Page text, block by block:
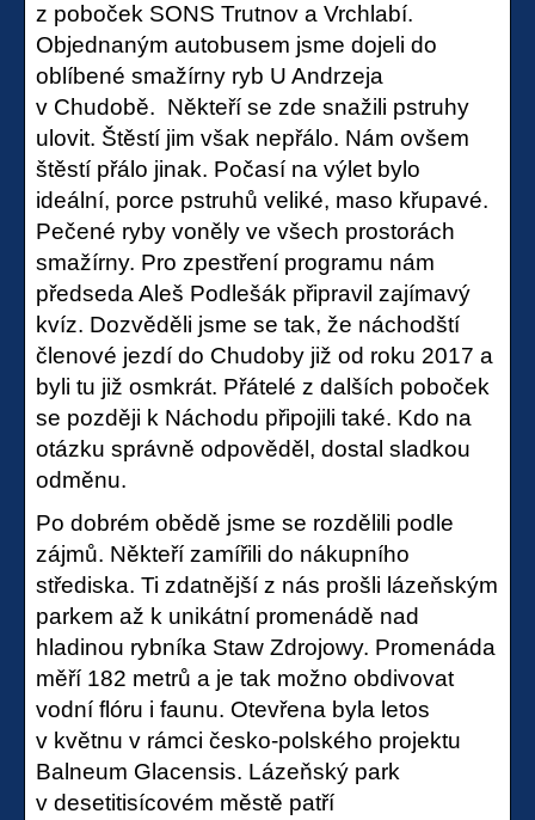
z poboček SONS Trutnov a Vrchlabí.
Objednaným autobusem jsme dojeli do
oblíbené smažírny ryb U Andrzeja
v Chudobě. Někteří se zde snažili pstruhy
ulovit. Štěstí jim však nepřálo. Nám ovšem
štěstí přálo jinak. Počasí na výlet bylo
ideální, porce pstruhů veliké, maso křupavé.
Pečené ryby voněly ve všech prostorách
smažírny. Pro zpestření programu nám
předseda Aleš Podlešák připravil zajímavý
kvíz. Dozvěděli jsme se tak, že náchodští
členové jezdí do Chudoby již od roku 2017 a
byli tu již osmkrát. Přátelé z dalších poboček
se později k Náchodu připojili také. Kdo na
otázku správně odpověděl, dostal sladkou
odměnu.
Po dobrém obědě jsme se rozdělili podle
zájmů. Někteří zamířili do nákupního
střediska. Ti zdatnější z nás prošli lázeňským
parkem až k unikátní promenádě nad
hladinou rybníka Staw Zdrojowy. Promenáda
měří 182 metrů a je tak možno obdivovat
vodní flóru i faunu. Otevřena byla letos
v květnu v rámci česko-polského projektu
Balneum Glacensis. Lázeňský park
v desetitisícovém městě patří